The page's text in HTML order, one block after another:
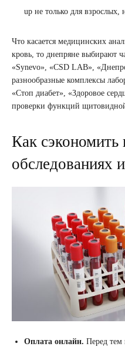
up не только для взрослых,
Что касается медицинских
кровь, то днепряне выбирают
«Synevo», «CSD LAB»,
разнообразные комплексы
«Стоп диабет», «Здоровое
проверки функций
Как сэкономить
обследованиях
Оплата онлайн. Перед тем